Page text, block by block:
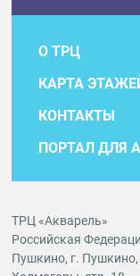
О ТРЦ
КАРТА
КОНТАКТЫ
ПОРТАЛ ДЛЯ
ТРЦ «Акварель»
Российская
Пушкино, г. Пушкино,